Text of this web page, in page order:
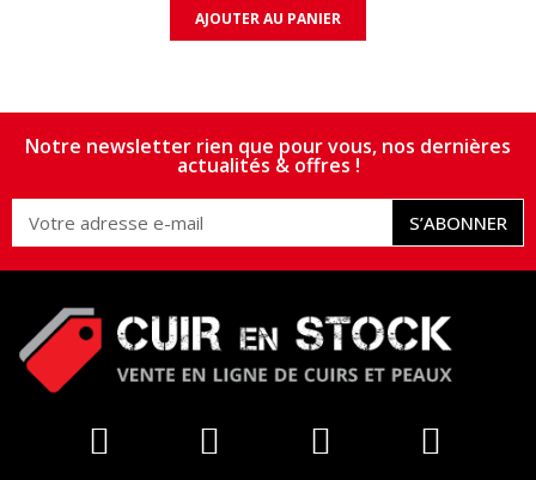
AJOUTER AU PANIER
Notre newsletter rien que pour vous, nos dernières
actualités & offres !
S’ABONNER